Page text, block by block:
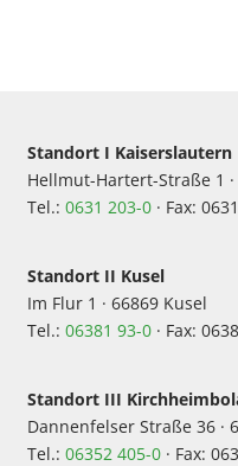
Standort I Kaiserslautern
Hellmut-Hartert-Straße 1
Tel.: 0631 203-0 · Fax:
Standort II Kusel
Im Flur 1 · 66869 Kusel
Tel.: 06381 93-0 · Fax:
Standort III
Dannenfelser Straße 36 ·
Tel.: 06352 405-0 · Fax: